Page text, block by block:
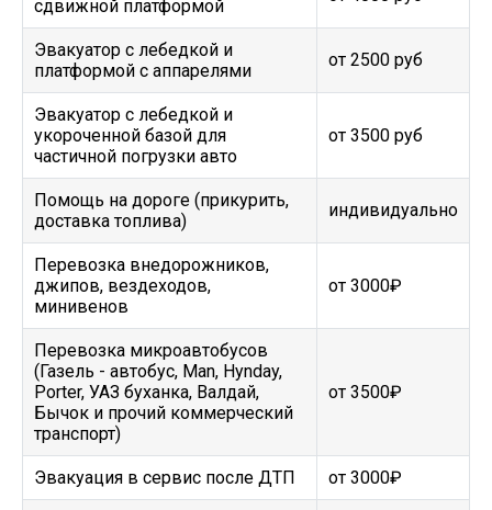
сдвижной платформой
Эвакуатор с лебедкой и
платформой с аппарелями
от 2500 руб
Эвакуатор с лебедкой и
укороченной базой для
частичной погрузки авто
от 3500 руб
Помощь на дороге (прикурить,
доставка топлива)
индивидуально
Перевозка внедорожников,
джипов, вездеходов,
минивенов
от 3000₽
Перевозка микроавтобусов
(Газель - автобус, Man, Hynday,
Porter, УАЗ буханка, Валдай,
Бычок и прочий коммерческий
транспорт)
от 3500₽
Эвакуация в сервис после ДТП от 3000₽